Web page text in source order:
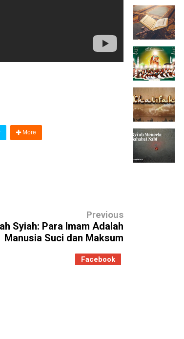
More
Previous
Syiah: Para Imam Adalah
Manusia Suci dan Maksum
Facebook